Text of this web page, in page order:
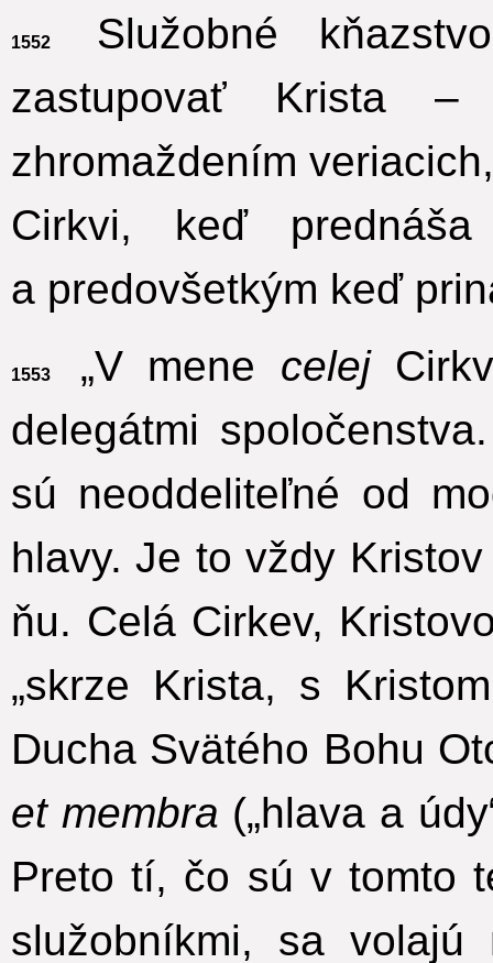
1552
Služobné
zastupovať Krista
zhromaždením
Cirkvi, keď
a predovšetkým keď
1553 „V mene celej
delegátmi
sú neoddeliteľné od
hlavy. Je to vždy
ňu. Celá Cirkev,
„skrze Krista, s
Ducha Svätého Bohu
et membra („hlava a
Preto tí, čo sú v tomto
služobníkmi, sa volajú